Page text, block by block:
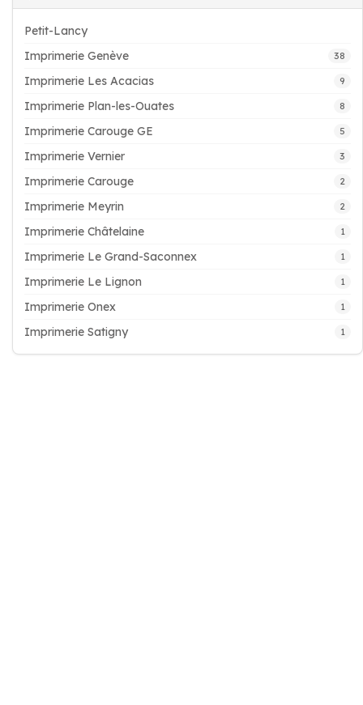
Petit-Lancy
Imprimerie Genève
38
Imprimerie Les Acacias 9
Imprimerie Plan-les-Ouates 8
Imprimerie Carouge GE 5
Imprimerie Vernier 3
Imprimerie Carouge 2
Imprimerie Meyrin 2
Imprimerie Châtelaine 1
Imprimerie Le Grand-Saconnex 1
Imprimerie Le Lignon 1
Imprimerie Onex 1
Imprimerie Satigny 1